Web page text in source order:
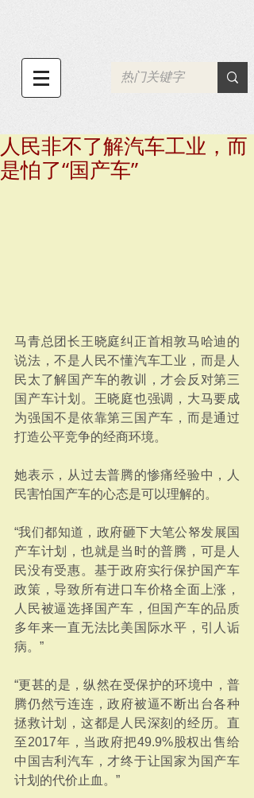
人民非不了解汽车工业，而
是怕了“国产车”
马青总团长王晓庭纠正首相敦马哈迪的
说法，不是人民不懂汽车工业，而是人
民太了解国产车的教训，才会反对第三
国产车计划。王晓庭也强调，大马要成
为强国不是依靠第三国产车，而是通过
打造公平竞争的经商环境。
她表示，从过去普腾的惨痛经验中，人
民害怕国产车的心态是可以理解的。
“我们都知道，政府砸下大笔公帑发展国
产车计划，也就是当时的普腾，可是人
民没有受惠。基于政府实行保护国产车
政策，导致所有进口车价格全面上涨，
人民被逼选择国产车，但国产车的品质
多年来一直无法比美国际水平，引人诟
病。”
“更甚的是，纵然在受保护的环境中，普
腾仍然亏连连，政府被逼不断出台各种
拯救计划，这都是人民深刻的经历。直
至2017年，当政府把49.9%股权出售给
中国吉利汽车，才终于让国家为国产车
计划的代价止血。”